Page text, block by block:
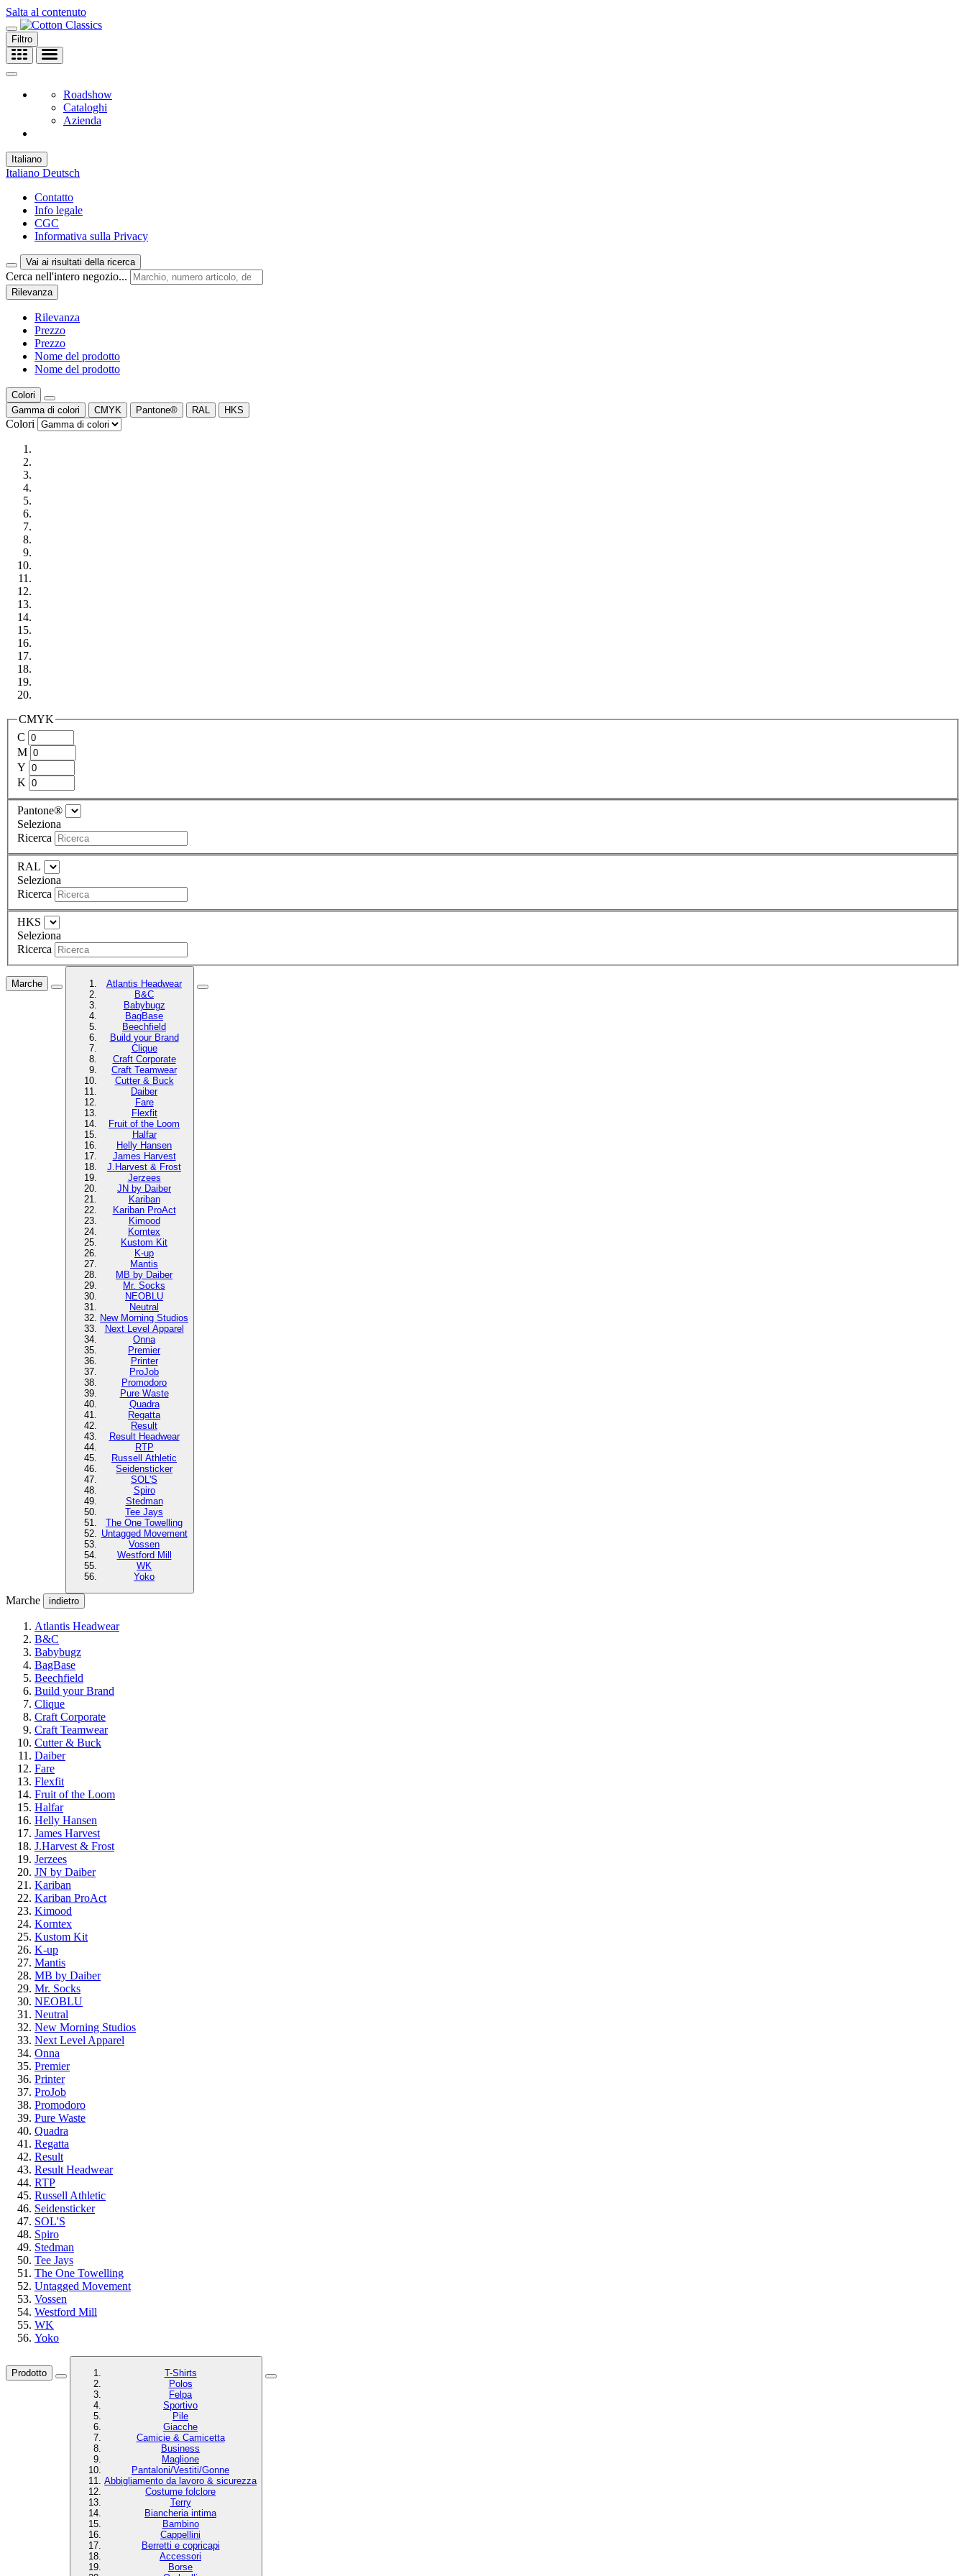
Salta al contenuto
Filtro
Roadshow
Cataloghi
Azienda
Italiano
Italiano Deutsch
Contatto
Info legale
CGC
Informativa sulla Privacy
Vai ai risultati della ricerca
Cerca nell'intero negozio...
Rilevanza
Rilevanza
Prezzo
Prezzo
Nome del prodotto
Nome del prodotto
Colori
Gamma di colori
CMYK Pantone® RAL HKS
Colori
CMYK
C
M
Y
K
Pantone®
Seleziona
Ricerca
RAL
Seleziona
Ricerca
HKS
Seleziona
Ricerca
Marche
Atlantis Headwear
B&C
Babybugz
BagBase
Beechfield
Build your Brand
Clique
Craft Corporate
Craft Teamwear
Cutter & Buck
Daiber
Fare
Flexfit
Fruit of the Loom
Halfar
Helly Hansen
James Harvest
J.Harvest & Frost
Jerzees
JN by Daiber
Kariban
Kariban ProAct
Kimood
Korntex
Kustom Kit
K-up
Mantis
MB by Daiber
Mr. Socks
NEOBLU
Neutral
New Morning Studios
Next Level Apparel
Onna
Premier
Printer
ProJob
Promodoro
Pure Waste
Quadra
Regatta
Result
Result Headwear
RTP
Russell Athletic
Seidensticker
SOL'S
Spiro
Stedman
Tee Jays
The One Towelling
Untagged Movement
Vossen
Westford Mill
WK
Yoko
Marche indietro
Atlantis Headwear
B&C
Babybugz
BagBase
Beechfield
Build your Brand
Clique
Craft Corporate
Craft Teamwear
Cutter & Buck
Daiber
Fare
Flexfit
Fruit of the Loom
Halfar
Helly Hansen
James Harvest
J.Harvest & Frost
Jerzees
JN by Daiber
Kariban
Kariban ProAct
Kimood
Korntex
Kustom Kit
K-up
Mantis
MB by Daiber
Mr. Socks
NEOBLU
Neutral
New Morning Studios
Next Level Apparel
Onna
Premier
Printer
ProJob
Promodoro
Pure Waste
Quadra
Regatta
Result
Result Headwear
RTP
Russell Athletic
Seidensticker
SOL'S
Spiro
Stedman
Tee Jays
The One Towelling
Untagged Movement
Vossen
Westford Mill
WK
Yoko
Prodotto
T-Shirts
Polos
Felpa
Sportivo
Pile
Giacche
Camicie & Camicetta
Business
Maglione
Pantaloni/Vestiti/Gonne
Abbigliamento da lavoro & sicurezza
Costume folclore
Terry
Biancheria intima
Bambino
Cappellini
Berretti e copricapi
Accessori
Borse